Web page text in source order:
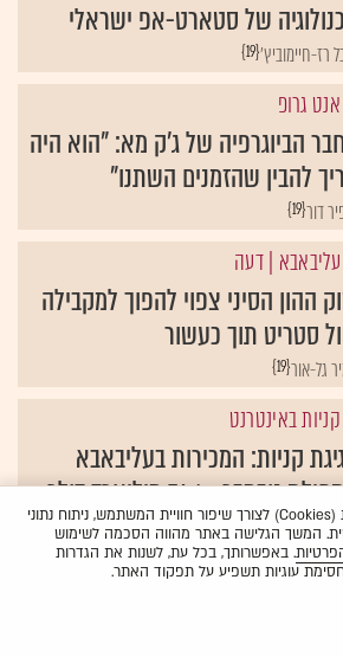
של סטארט-אפ ישראלי
{19}רז-חיימוביץ'
אנט גרופ
הביוגרפיה של ג'ק מא: "הוא היה
להבין שהזמנים השתנו"
{19}דור
עליבאבא | דעה
ההון הסיני צפוי להפוך למקבילה
סטריט תוך כעשור
{19}גל-אור
קניות באינטרנט
קניות: המכירות בעליבאבא
נובמבר - 74.1 מיליארד דולר
{19}רז-חיימוביץ'האתר עושה שימוש בעוגיות (Cookies) לצורך שיפור חוויית המשתמש, ניתוח נתוני
המשך הגלישה באתר מהווה הסכמה לשימוש
. באפשרותך, בכל עת, לשנות את הגדרות
חסימת עוגיות תשפיע על תפקוד האתר.